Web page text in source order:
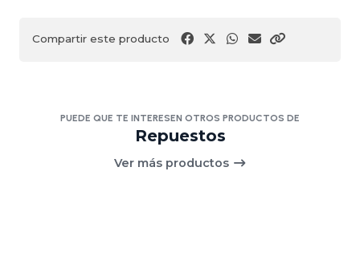
Compartir este producto
PUEDE QUE TE INTERESEN OTROS PRODUCTOS DE
Repuestos
Ver más productos